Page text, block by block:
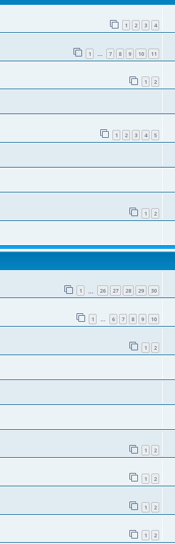
1 2 3 4
1 … 7 8 9 10 11
1 2
1 2 3 4 5
1 2
1 26 27 28 29 30
1 … 6 7 8 9 10
1 2
1 2
1 2
1 2
1 2